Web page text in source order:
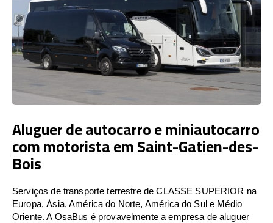
Aluguer de autocarro e miniautocarro
com motorista em Saint-Gatien-des-
Bois
Serviços de transporte terrestre de CLASSE SUPERIOR na
Europa, Ásia, América do Norte, América do Sul e Médio
Oriente. A OsaBus é provavelmente a empresa de aluguer